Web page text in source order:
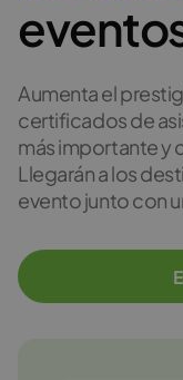
Aumenta el
certificados de
más importante y
Llegarán a los
evento junto con